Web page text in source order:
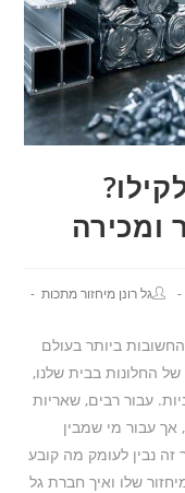
ומכירה
גל רונן מיחזור מתכות
ביותר בעולם
החלונות בבית שלנו,
עבור רבים, שאריות
עבור מי שמבין
נבין לעומק מה קובע
שלו ואיך חברת גל